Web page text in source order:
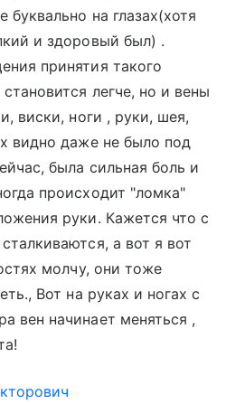
буквально на глазах(хотя
и здоровый был) .
принятия такого
легче, но и вены
виски, ноги , руки, шея,
видно даже не было под
была сильная боль и
происходит "ломка"
руки. Кажется что с
а вот я вот
молчу, они тоже
Вот на руках и ногах с
вен начинает меняться ,